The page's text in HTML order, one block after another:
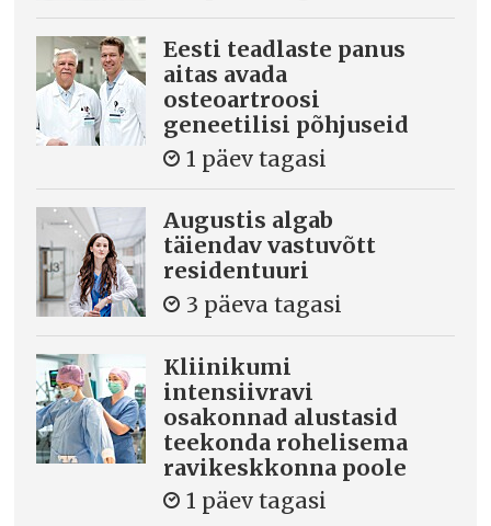
Eesti teadlaste panus
aitas avada
osteoartroosi
geneetilisi põhjuseid
1 päev tagasi
Augustis algab
täiendav vastuvõtt
residentuuri
3 päeva tagasi
Kliinikumi
intensiivravi
osakonnad alustasid
teekonda rohelisema
ravikeskkonna poole
1 päev tagasi